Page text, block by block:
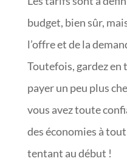
budget, bien sûr,
l’offre et de la
Toutefois, gardez en
payer un peu plus
vous avez toute
des économies à
tentant au début !